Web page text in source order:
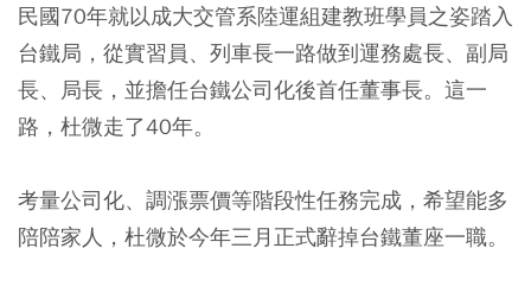
民國70年就以成大交管系陸運組建教班學員之姿踏入
台鐵局，從實習員、列車長一路做到運務處長、副局
長、局長，並擔任台鐵公司化後首任董事長。這一
路，杜微走了40年。
考量公司化、調漲票價等階段性任務完成，希望能多
陪陪家人，杜微於今年三月正式辭掉台鐵董座一職。